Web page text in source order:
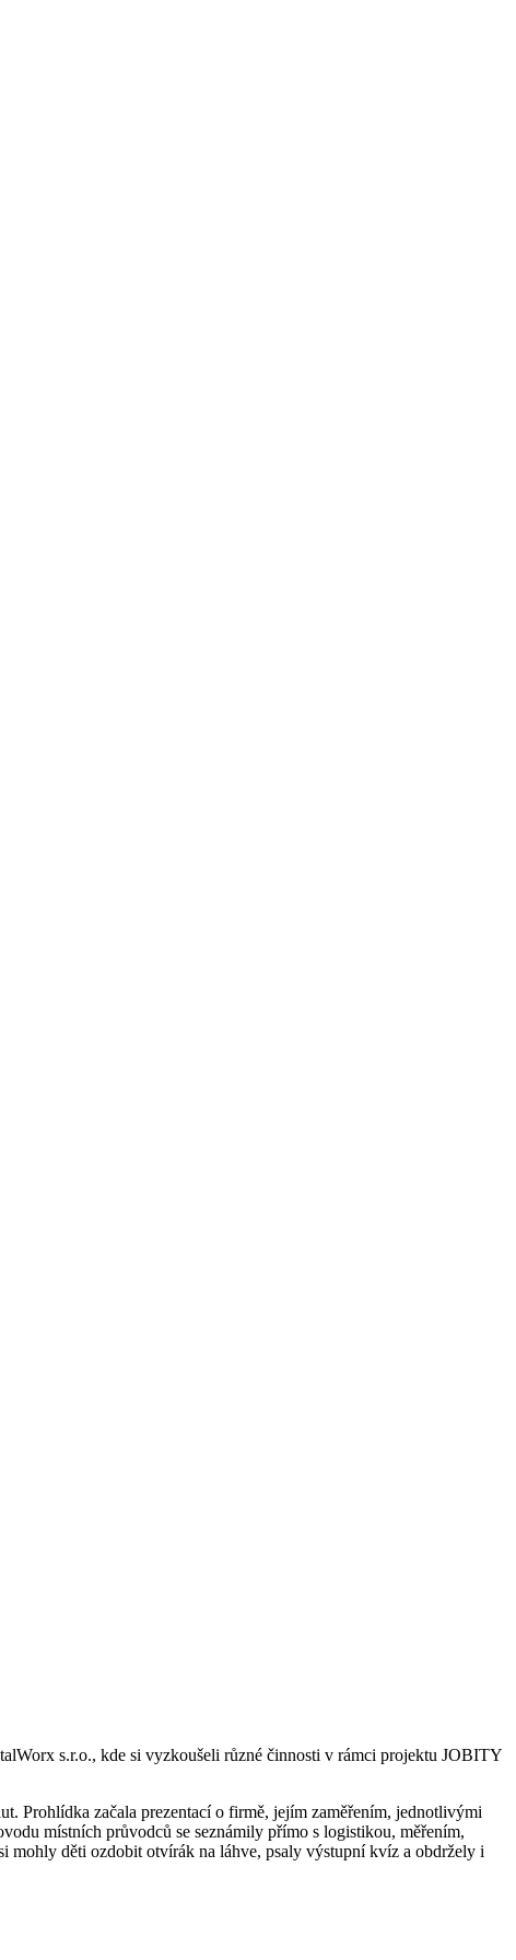
s.r.o., kde si vyzkoušeli různé činnosti v rámci projektu JOBITY
Prohlídka začala prezentací o firmě, jejím zaměřením, jednotlivými
místních průvodců se seznámily přímo s logistikou, měřením,
mohly děti ozdobit otvírák na láhve, psaly výstupní kvíz a obdržely i